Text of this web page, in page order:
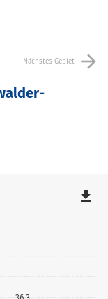
Nächstes Gebiet arrow_forward
file_download